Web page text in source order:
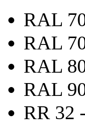
RAL
RAL
RAL
RAL
RR 32